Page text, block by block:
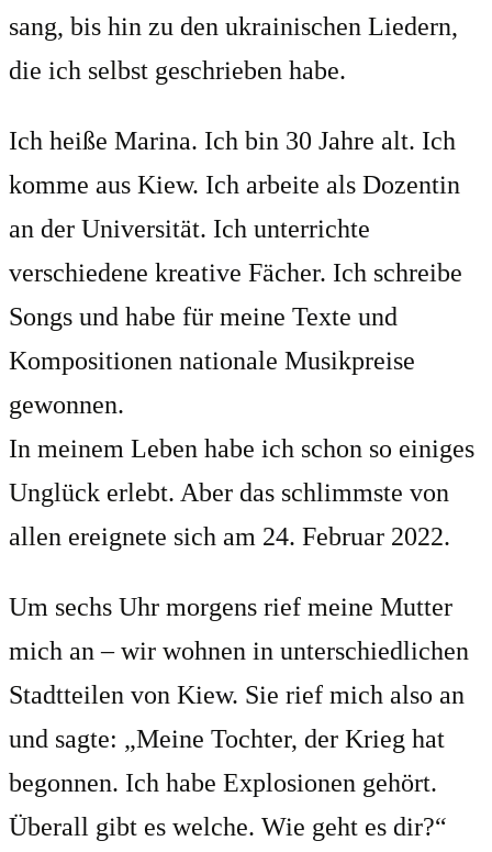
sang, bis hin zu den ukrainischen Liedern,
die ich selbst geschrieben habe.
Ich heiße Marina. Ich bin 30 Jahre alt. Ich
komme aus Kiew. Ich arbeite als Dozentin
an der Universität. Ich unterrichte
verschiedene kreative Fächer. Ich schreibe
Songs und habe für meine Texte und
Kompositionen nationale Musikpreise
gewonnen.
In meinem Leben habe ich schon so einiges
Unglück erlebt. Aber das schlimmste von
allen ereignete sich am 24. Februar 2022.
Um sechs Uhr morgens rief meine Mutter
mich an – wir wohnen in unterschiedlichen
Stadtteilen von Kiew. Sie rief mich also an
und sagte: „Meine Tochter, der Krieg hat
begonnen. Ich habe Explosionen gehört.
Überall gibt es welche. Wie geht es dir?“